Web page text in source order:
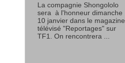
La compagnie Shongololo
sera à l'honneur dimanche
10 janvier dans le magazine
télévisé "Reportages" sur
TF1. On rencontrera ...